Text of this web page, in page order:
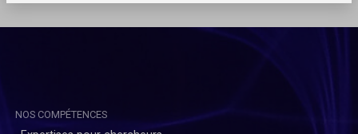
NOS COMPÉTENCES